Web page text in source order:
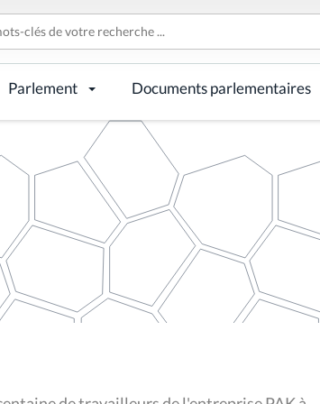
Parlement Documents parlementaires